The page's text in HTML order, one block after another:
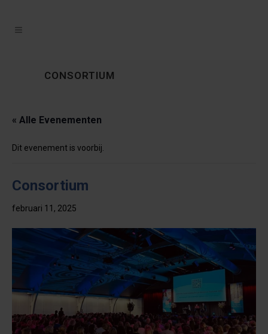
CONSORTIUM
« Alle Evenementen
Dit evenement is voorbij.
Consortium
februari 11, 2025